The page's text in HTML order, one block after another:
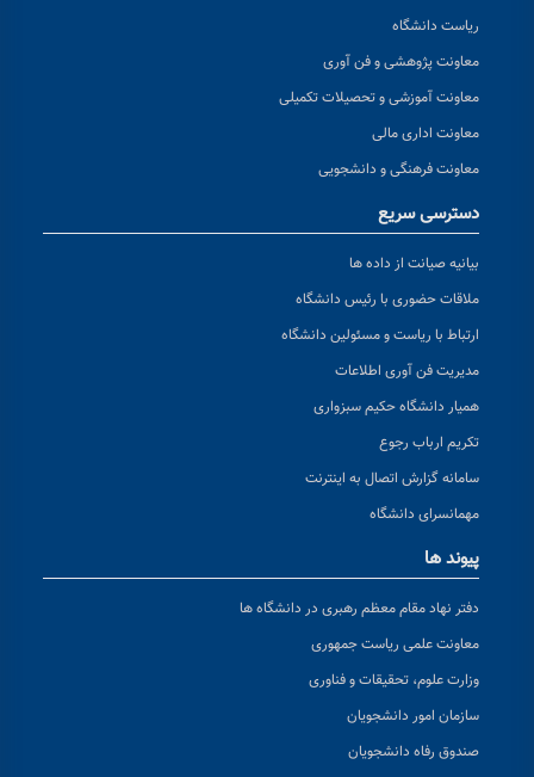
ریاست دانشگاه
معاونت پژوهشی و فن آوری
معاونت آموزشی و تحصیلات تکمیلی
معاونت اداری مالی
معاونت فرهنگی و دانشجویی
دسترسی سریع
بیانیه صیانت از داده ها
ملاقات حضوری با رئیس دانشگاه
ارتباط با ریاست و مسئولین دانشگاه
مدیریت فن آوری اطلاعات
همیار دانشگاه حکیم سبزواری
تکریم ارباب رجوع
سامانه گزارش اتصال به اینترنت
مهمانسرای دانشگاه
پیوند ها
دفتر نهاد مقام معظم رهبری در دانشگاه ها
معاونت علمی ریاست جمهوری
وزارت علوم، تحقیقات و فناوری
سازمان امور دانشجویان
صندوق رفاه دانشجویان